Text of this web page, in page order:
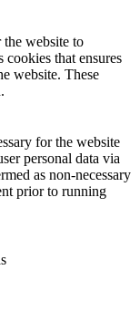
the website to
that ensures
website. These
for the website
personal data via
as non-necessary
prior to running